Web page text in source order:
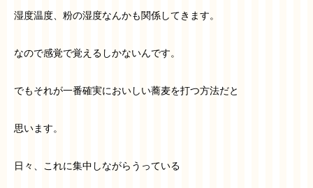
湿度温度、粉の湿度なんかも関係してきます。
なので感覚で覚えるしかないんです。
でもそれが一番確実においしい蕎麦を打つ方法だと
思います。
日々、これに集中しながらうっている